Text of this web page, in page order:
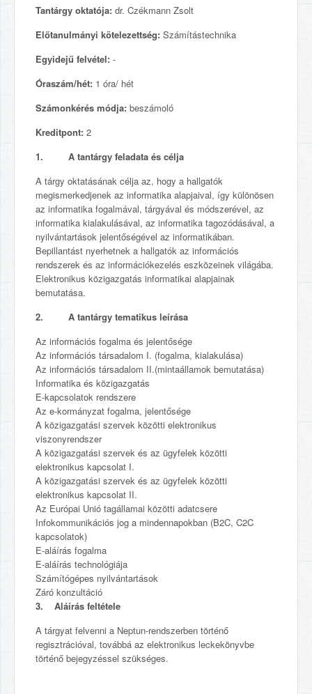
Tantárgy oktatója: dr. Czékmann Zsolt
Előtanulmányi kötelezettség: Számítástechnika
Egyidejű felvétel: -
Óraszám/hét: 1 óra/ hét
Számonkérés módja: beszámoló
Kreditpont: 2
1. A tantárgy feladata és célja
A tárgy oktatásának célja az, hogy a hallgatók
megismerkedjenek az informatika alapjaival, így különösen
az informatika fogalmával, tárgyával és módszerével, az
informatika kialakulásával, az informatika tagozódásával, a
nyilvántartások jelentőségével az informatikában.
Bepillantást nyerhetnek a hallgatók az információs
rendszerek és az információkezelés eszközeinek világába.
Elektronikus közigazgatás informatikai alapjainak
bemutatása.
2. A tantárgy tematikus leírása
Az információs fogalma és jelentősége
Az információs társadalom I. (fogalma, kialakulása)
Az információs társadalom II.(mintaállamok bemutatása)
Informatika és közigazgatás
E-kapcsolatok rendszere
Az e-kormányzat fogalma, jelentősége
A közigazgatási szervek közötti elektronikus
viszonyrendszer
A közigazgatási szervek és az ügyfelek közötti
elektronikus kapcsolat I.
A közigazgatási szervek és az ügyfelek közötti
elektronikus kapcsolat II.
Az Európai Unió tagállamai közötti adatcsere
Infokommunikációs jog a mindennapokban (B2C, C2C
kapcsolatok)
E-aláírás fogalma
E-aláírás technológiája
Számítógépes nyilvántartások
Záró konzultáció
3. Aláírás feltétele
A tárgyat felvenni a Neptun-rendszerben történő
regisztrációval, továbbá az elektronikus leckekönyvbe
történő bejegyzéssel szükséges.